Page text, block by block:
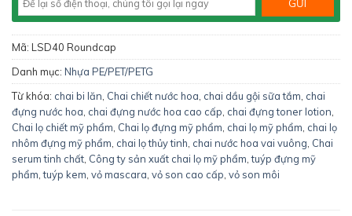
Mã: LSD40 Roundcap
Danh mục: Nhựa PE/PET/PETG
Từ khóa: chai bi lăn, Chai chiết nước hoa, chai dầu gội sữa tắm, chai
đựng nước hoa, chai đựng nước hoa cao cấp, chai đựng toner lotion,
Chai lọ chiết mỹ phẩm, Chai lọ đựng mỹ phẩm, chai lọ mỹ phẩm, chai lọ
nhôm đựng mỹ phẩm, chai lọ thủy tinh, chai nước hoa vai vuông, Chai
serum tinh chất, Công ty sản xuất chai lọ mỹ phẩm,tuýp đựng mỹ
phẩm,tuýp kem, vỏ mascara, vỏ son cao cấp, vỏ son môi